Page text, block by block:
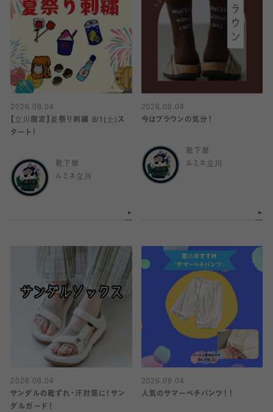
2026.08.04
【立川限定】夏祭り刺繍 8/1(土)ス
タート！
靴下屋
ルミネ立川
2026.08.04
今はブラウンの気分！
靴下屋
ルミネ立川
2026.08.04
サンダルの靴ずれ・汗対策に！サン
ダルガード！
2026.08.04
人気のサマーペチパンツ！！